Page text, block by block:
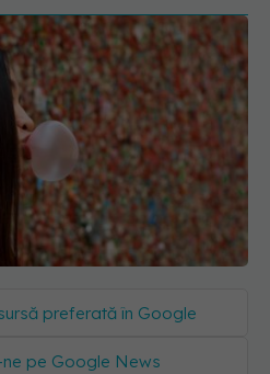
preferată în Google
ne pe Google News